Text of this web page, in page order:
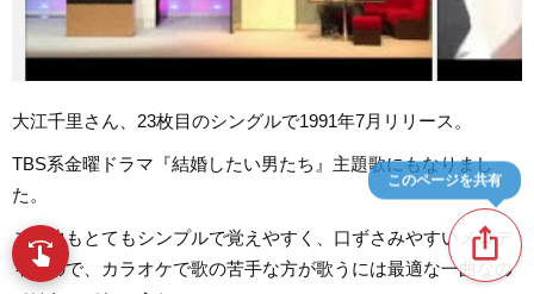
大江千里さん、23枚目のシングルで1991年7月リリース。
TBS系金曜ドラマ『結婚したい男たち』主題歌にもなりまし
た。
この曲もとてもシンプルで覚えやすく、口ずさみやすいメロデ
ィなので、カラオケで歌の苦手な方が歌うには最適な一曲なの
ios_share
このページを共有
swipe 指先で音楽をブラウズ